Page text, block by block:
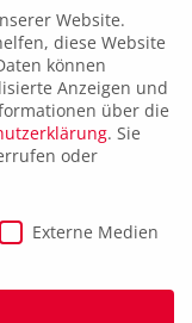
Website.
diese Website
können
Anzeigen und
über die
. Sie
oder
Externe Medien